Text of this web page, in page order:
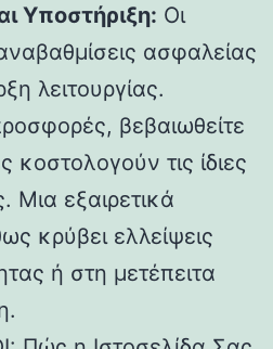
Υποστήριξη: Οι
ασφαλείας
λειτουργίας.
βεβαιωθείτε
κοστολογούν τις ίδιες
Μια εξαιρετικά
κρύβει ελλείψεις
ή στη μετέπειτα